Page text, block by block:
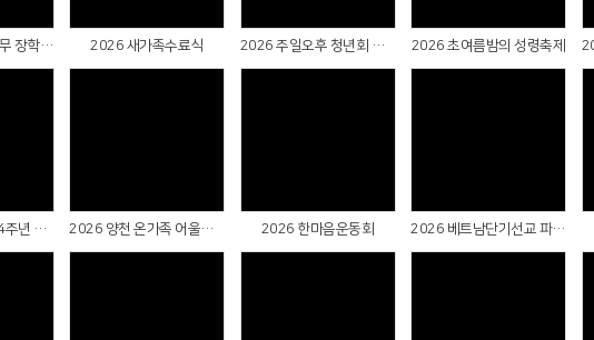
2026 늘푸른소나무 장학금 전달식 2026 새가족수료식 2026 주일오후 청년회 헌신예배 & 성례식 & 군복무자 선물전달식 2026 초여름밤의 성령축제
2026 교회창립 54주년 감사주일 2026 양천 온가족 어울림축제 2026 한마음운동회 2026 베트남단기선교 파송예배